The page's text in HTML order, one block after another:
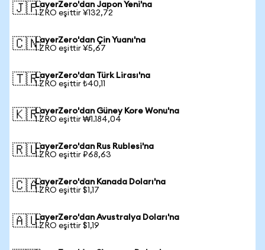
🇯🇵LayerZero'dan Japon Yeni'na
1 ZRO eşittir ¥132,72
🇨🇳LayerZero'dan Çin Yuanı'na
1 ZRO eşittir ¥5,67
🇹🇷LayerZero'dan Türk Lirası'na
1 ZRO eşittir ₺40,11
🇰🇷LayerZero'dan Güney Kore Wonu'na
1 ZRO eşittir ₩1.184,04
🇷🇺LayerZero'dan Rus Rublesi'na
1 ZRO eşittir ₽68,63
🇨🇦LayerZero'dan Kanada Doları'na
1 ZRO eşittir $1,17
🇦🇺LayerZero'dan Avustralya Doları'na
1 ZRO eşittir $1,19